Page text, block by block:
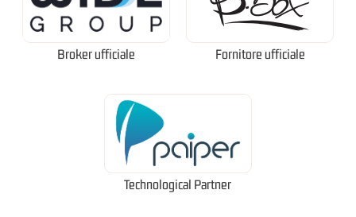
Broker ufficiale Fornitore ufficiale
Technological Partner